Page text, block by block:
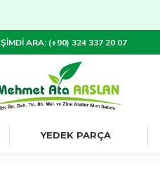
ŞIMDI ARA: (+90) 324 337 20 07
YEDEK PARÇA